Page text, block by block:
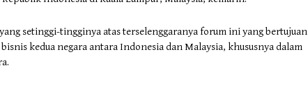
setinggi-tingginya atas terselenggaranya forum ini yang bertujuan
kedua negara antara Indonesia dan Malaysia, khususnya dalam